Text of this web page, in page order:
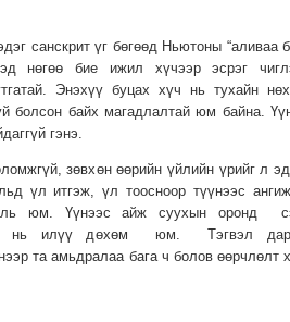
санскрит үг бөгөөд Ньютоны “аливаа
нөгөө бие ижил хүчээр эсрэг
Энэхүү буцах хүч нь тухайн
болсон байх магадлалтай юм байна.
гэнэ.
зөвхөн өөрийн үйлийн үрийг л
үл итгэж, үл тоосноор түүнээс
юм. Үүнээс айж суухын оронд
нь илүү дөхөм юм. Тэгвэл
та амьдралаа бага ч болов өөрчлөлт